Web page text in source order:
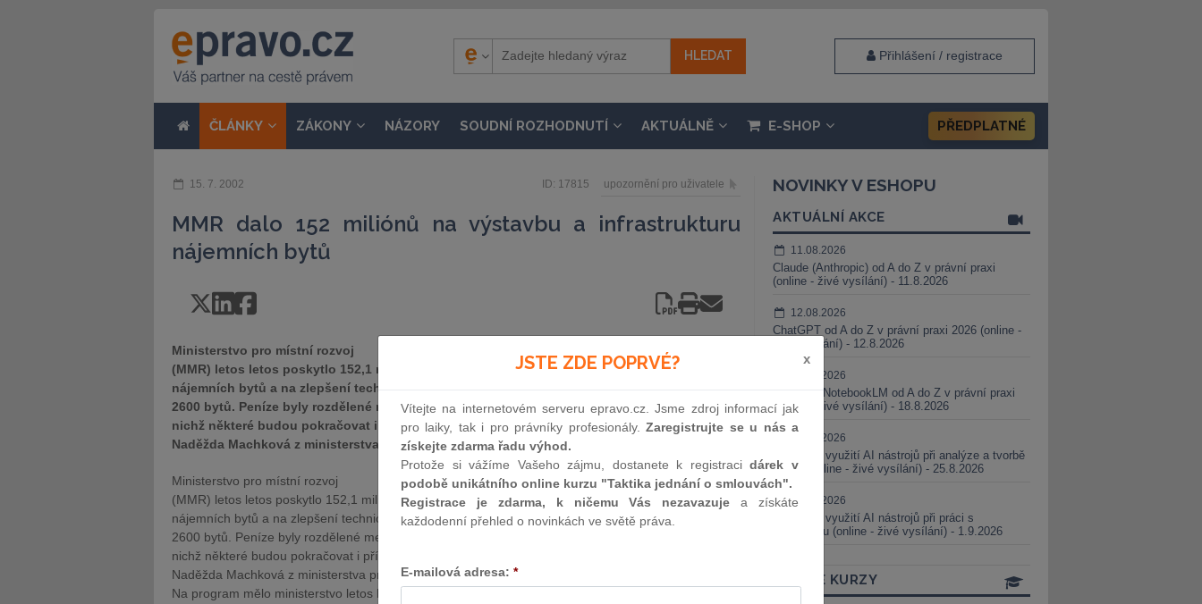
Přihlášení / registrace
ČLÁNKY ZÁKONY NÁZORY SOUDNÍ ROZHODNUTÍ AKTUÁLNĚ E-SHOP PŘEDPLATNÉ
15. 7. 2002 ID: 17815 upozornění pro uživatele
MMR dalo 152 miliónů na výstavbu a infrastrukturu
nájemních bytů
Ministerstvo pro místní rozvoj
(MMR) letos letos poskytlo 152,1 miliónu korun na výstavbu 101
nájemních bytů a na zlepšení technické infrastruktury u dalších
2600 bytů. Peníze byly rozdělené mezi 118 nových projektů, z
nichž některé budou pokračovat i příští rok. ČTK to dnes řekla
Naděžda Machková z ministerstva pro místní rozvoj.
Ministerstvo pro místní rozvoj
(MMR) letos letos poskytlo 152,1 miliónu korun na výstavbu 101
nájemních bytů a na zlepšení technické infrastruktury u dalších
2600 bytů. Peníze byly rozdělené mezi 118 nových projektů, z
nichž některé budou pokračovat i příští rok. ČTK to dnes řekla
Naděžda Machková z ministerstva pro místní rozvoj.
Na program mělo ministerstvo letos k dispozici 556,4 miliónu
NOVINKY V ESHOPU
AKTUÁLNÍ AKCE
11.08.2026
Claude (Anthropic) od A do Z v právní praxi
(online - živé vysílání) - 11.8.2026
12.08.2026
ChatGPT od A do Z v právní praxi 2026 (online -
živé vysílání) - 12.8.2026
18.08.2026
Gemini a NotebookLM od A do Z v právní praxi
(online - živé vysílání) - 18.8.2026
25.08.2026
Praktické využití AI nástrojů při analýze a tvorbě
smluv (online - živé vysílání) - 25.8.2026
01.09.2026
Praktické využití AI nástrojů při práci s
judikaturou (online - živé vysílání) - 1.9.2026
ONLINE KURZY
JSTE ZDE POPRVÉ? x
Vítejte na internetovém serveru epravo.cz. Jsme zdroj informací jak
pro laiky, tak i pro právníky profesionály.Zaregistrujte se u nás a
získejte zdarma řadu výhod.
Protože si vážíme Vašeho zájmu, dostanete k registracidárek v
podobě unikátního online kurzu "Taktika jednání o smlouvách".
Registrace je zdarma, k ničemu Vás nezavazuje a získáte
každodenní přehled o novinkách ve světě práva.
E-mailová adresa: *